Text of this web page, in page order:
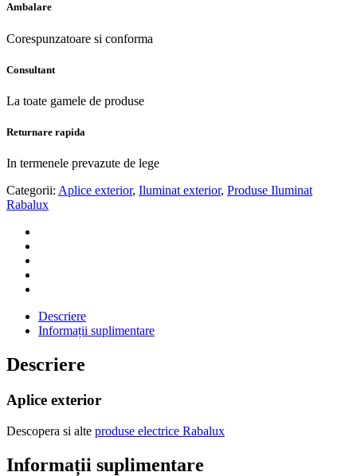
Ambalare
Corespunzatoare si conforma
Consultant
La toate gamele de produse
Returnare rapida
In termenele prevazute de lege
Categorii: Aplice exterior, Iluminat exterior, Produse Iluminat
Rabalux
Descriere
Informații suplimentare
Descriere
Aplice exterior
Descopera si alte produse electrice Rabalux
Informații suplimentare